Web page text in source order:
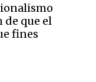
de que el
fines